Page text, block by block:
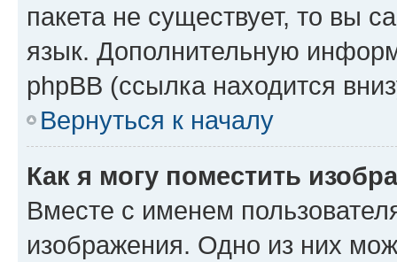
пакета не существует, то вы
язык. Дополнительную
phpBB (ссылка находится
Вернуться к началу
Как я могу поместить
Вместе с именем
изображения. Одно из них